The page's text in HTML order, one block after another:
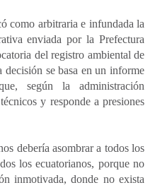
como arbitraria e infundada la
enviada por la Prefectura
del registro ambiental de
se basa en un informe
según la administración
y responde a presiones
debería asombrar a todos los
los ecuatorianos, porque no
inmotivada, donde no exista